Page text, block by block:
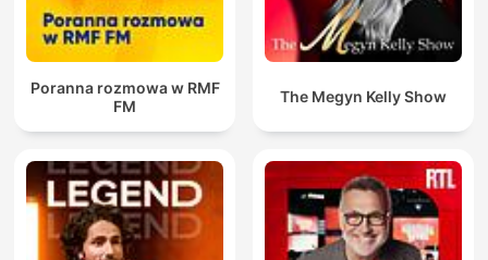
Poranna rozmowa w RMF
FM
The Megyn Kelly Show